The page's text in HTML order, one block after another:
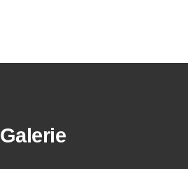
Galerie